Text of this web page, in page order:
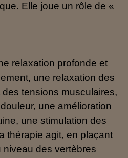
Elle joue un rôle de «
relaxation profonde et
une relaxation des
tensions musculaires,
une amélioration
une stimulation des
thérapie agit, en plaçant
des vertèbres